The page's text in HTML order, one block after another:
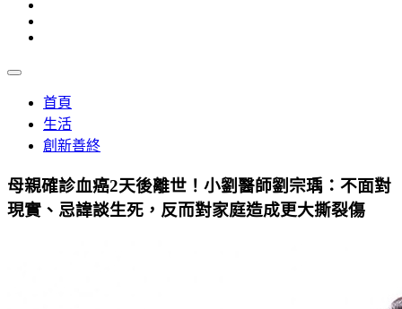
首頁
生活
創新善終
母親確診血癌2天後離世！小劉醫師劉宗瑀：不面對
現實、忌諱談生死，反而對家庭造成更大撕裂傷